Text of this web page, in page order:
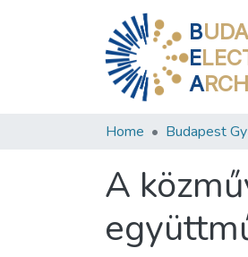
B
E
A
Home Budapest
A